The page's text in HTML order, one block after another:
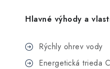
Hlavné výhody a
Rýchly ohrev vody
Energetická trieda C